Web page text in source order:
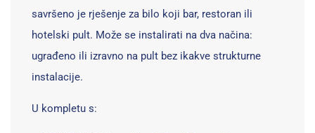
savršeno je rješenje za bilo koji bar, restoran ili
hotelski pult. Može se instalirati na dva načina:
ugrađeno ili izravno na pult bez ikakve strukturne
instalacije.
U kompletu s: